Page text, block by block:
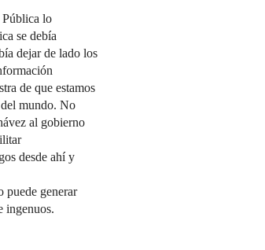
lo
se debía
dejar de lado los
de que estamos
mundo. No
al gobierno
desde ahí y
puede generar
ingenuos.